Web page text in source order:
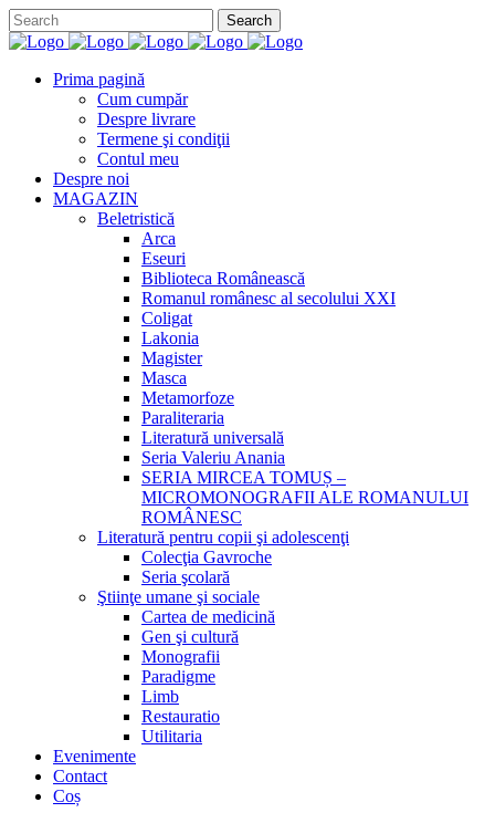
Prima pagină
Cum cumpăr
Despre livrare
Termene şi condiţii
Contul meu
Despre noi
MAGAZIN
Beletristică
Arca
Eseuri
Biblioteca Românească
Romanul românesc al secolului XXI
Coligat
Lakonia
Magister
Masca
Metamorfoze
Paraliteraria
Literatură universală
Seria Valeriu Anania
SERIA MIRCEA TOMUȘ –
MICROMONOGRAFII ALE ROMANULUI
ROMÂNESC
Literatură pentru copii şi adolescenţi
Colecţia Gavroche
Seria şcolară
Ştiinţe umane şi sociale
Cartea de medicină
Gen şi cultură
Monografii
Paradigme
Limb
Restauratio
Utilitaria
Evenimente
Contact
Coș